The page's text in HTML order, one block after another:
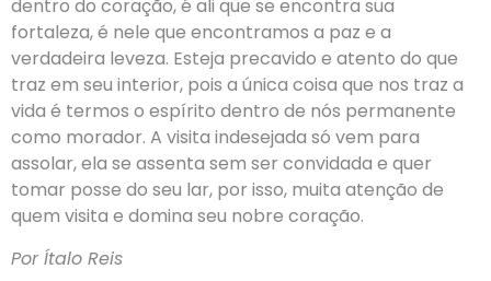
dentro do coração, é ali que se encontra sua
fortaleza, é nele que encontramos a paz e a
verdadeira leveza. Esteja precavido e atento do que
traz em seu interior, pois a única coisa que nos traz a
vida é termos o espírito dentro de nós permanente
como morador. A visita indesejada só vem para
assolar, ela se assenta sem ser convidada e quer
tomar posse do seu lar, por isso, muita atenção de
quem visita e domina seu nobre coração.
Por Ítalo Reis